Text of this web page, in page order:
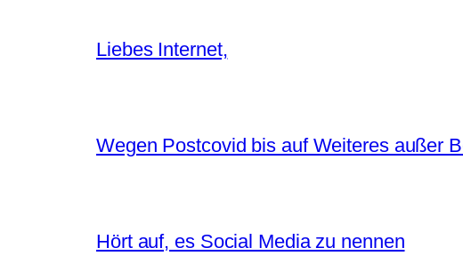
Liebes Internet,
Wegen Postcovid bis auf Weiteres außer
Hört auf, es Social Media zu nennen